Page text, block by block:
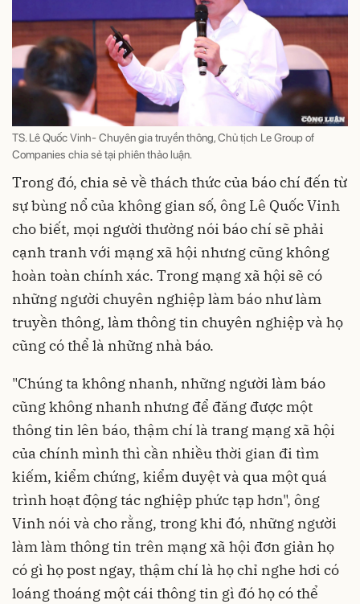
TS. Lê Quốc Vinh- Chuyên gia truyền thông, Chủ tịch Le Group of
Companies chia sẻ tại phiên thảo luận.
Trong đó, chia sẻ về thách thức của báo chí đến từ
sự bùng nổ của không gian số, ông Lê Quốc Vinh
cho biết, mọi người thường nói báo chí sẽ phải
cạnh tranh với mạng xã hội nhưng cũng không
hoàn toàn chính xác. Trong mạng xã hội sẽ có
những người chuyên nghiệp làm báo như làm
truyền thông, làm thông tin chuyên nghiệp và họ
cũng có thể là những nhà báo.
"Chúng ta không nhanh, những người làm báo
cũng không nhanh nhưng để đăng được một
thông tin lên báo, thậm chí là trang mạng xã hội
của chính mình thì cần nhiều thời gian đi tìm
kiếm, kiểm chứng, kiểm duyệt và qua một quá
trình hoạt động tác nghiệp phức tạp hơn", ông
Vinh nói và cho rằng, trong khi đó, những người
làm làm thông tin trên mạng xã hội đơn giản họ
có gì họ post ngay, thậm chí là họ chỉ nghe hơi có
loáng thoáng một cái thông tin gì đó họ có thể